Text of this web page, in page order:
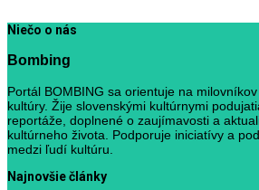
Niečo o nás
Bombing
Portál BOMBING sa orientuje na
kultúry. Žije slovenskými kultúrnymi
reportáže, doplnené o zaujímavosti a
kultúrneho života. Podporuje iniciatívy a
medzi ľudí kultúru.
Najnovšie články